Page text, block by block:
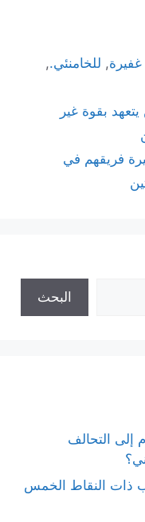
غفيرة, للخامنئي.,
بقوة غير
فريقهم في
البحث
إلى التحالف
ذات النقاط الخمس